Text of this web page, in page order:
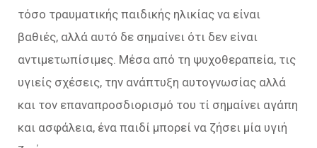
τόσο τραυματικής παιδικής ηλικίας να είναι
βαθιές, αλλά αυτό δε σημαίνει ότι δεν είναι
αντιμετωπίσιμες. Μέσα από τη ψυχοθεραπεία, τις
υγιείς σχέσεις, την ανάπτυξη αυτογνωσίας αλλά
και τον επαναπροσδιορισμό του τί σημαίνει αγάπη
και ασφάλεια, ένα παιδί μπορεί να ζήσει μία υγιή